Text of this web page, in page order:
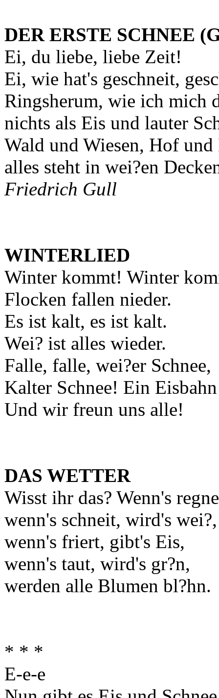
DER ERSTE SCHNEE
Ei, du liebe, liebe Zeit!
Ei, wie hat's geschneit,
Ringsherum, wie ich mich
nichts als Eis und lauter
Wald und Wiesen, Hof und
alles steht in wei?en
Friedrich Gull
WINTERLIED
Winter kommt! Winter
Flocken fallen nieder.
Es ist kalt, es ist kalt.
Wei? ist alles wieder.
Falle, falle, wei?er Schnee,
Kalter Schnee! Ein
Und wir freun uns alle!
DAS WETTER
Wisst ihr das? Wenn's
wenn's schneit, wird's wei?,
wenn's friert, gibt's Eis,
wenn's taut, wird's gr?n,
werden alle Blumen bl?hn.
* * *
E-e-e